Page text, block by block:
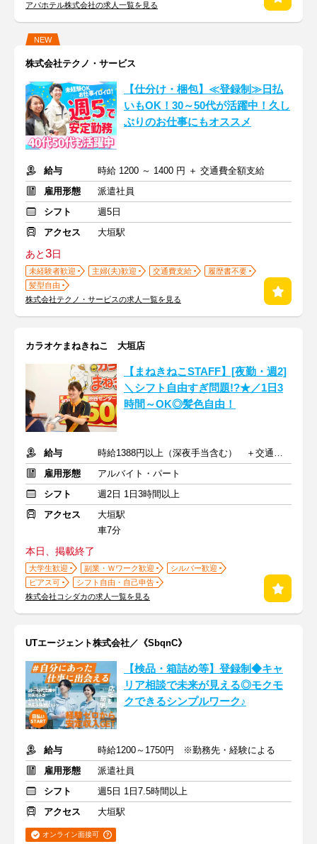
アパホテル株式会社の求人一覧を見る
NEW
株式会社テクノ・サービス
【仕分け・梱包】≪登録制≫日払
いもOK！30～50代が活躍中！久し
ぶりのお仕事にもオススメ
給与
時給 1200 ～ 1400 円 ＋ 交通費全額支給
雇用形態
派遣社員
シフト
週5日
アクセス
大垣駅
あと3日
未経験者歓迎 主婦(夫)歓迎 交通費支給
履歴書不要
髪型自由
株式会社テクノ・サービスの求人一覧を見る
カラオケまねきねこ 大垣店
【まねきねこSTAFF】[夜勤・週2]
＼シフト自由すぎ問題!?★／1日3
時間～OK◎髪色自由！
給与
時給1388円以上（深夜手当含む） ＋交通費支給
雇用形態
アルバイト・パート
シフト
週2日 1日3時間以上
アクセス
大垣駅
車7分
本日、掲載終了
大学生歓迎 副業・Ｗワーク歓迎
シルバー歓迎
ピアス可
シフト自由・自己申告
株式会社コシダカの求人一覧を見る
UTエージェント株式会社／《SbqnC》
【検品・箱詰め等】登録制◆キャ
リア相談で未来が見える◎モクモ
クできるシンプルワーク♪
給与
時給1200～1750円 ※勤務先・経験による
雇用形態
派遣社員
シフト
週5日 1日7.5時間以上
アクセス
大垣駅
オンライン面接可